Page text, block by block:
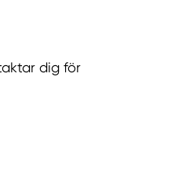
dig för